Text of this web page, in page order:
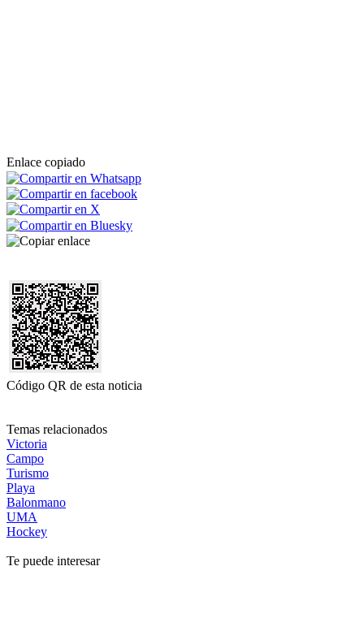
Enlace copiado
Código QR de esta noticia
Temas relacionados
Victoria
Campo
Turismo
Playa
Balonmano
UMA
Hockey
Te puede interesar